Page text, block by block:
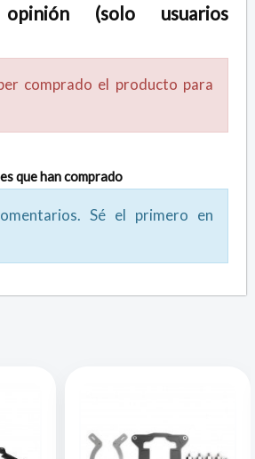
(solo usuarios
comprado el producto para
que han comprado
Sé el primero en